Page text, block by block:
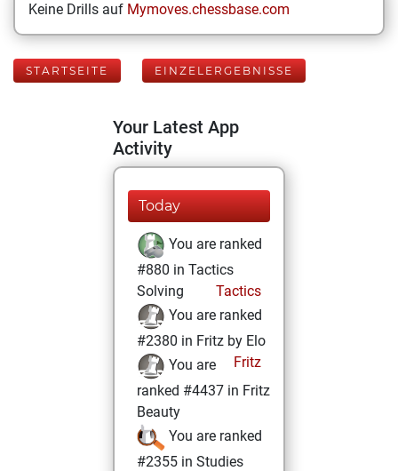
Keine Drills auf Mymoves.chessbase.com
STARTSEITE EINZELERGEBNISSE
Your Latest App
Activity
Today
You are ranked
#880 in Tactics
Solving
Tactics
You are ranked
#2380 in Fritz by Elo
Fritz
You are
ranked #4437 in Fritz
Beauty
You are ranked
#2355 in Studies